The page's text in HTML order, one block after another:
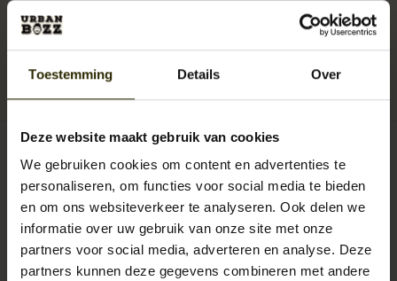
Toestemming Details Over
Deze website maakt gebruik van cookies
We gebruiken cookies om content en advertenties te
personaliseren, om functies voor social media te bieden
en om ons websiteverkeer te analyseren. Ook delen we
informatie over uw gebruik van onze site met onze
partners voor social media, adverteren en analyse. Deze
partners kunnen deze gegevens combineren met andere
Artikelnummer:
UB-LD-HU-1742
EAN:
8718215627425
€39,95Incl. btw
+
-
TOEVOEGEN AAN
WINKELWAGEN
JE BEOORDELING TOEVOEGEN
sterren op basis van0beoordelingen